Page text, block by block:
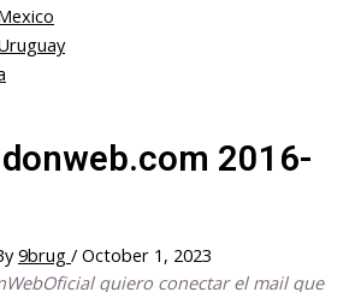
2016-
9brug / October 1, 2023
quiero conectar el mail que